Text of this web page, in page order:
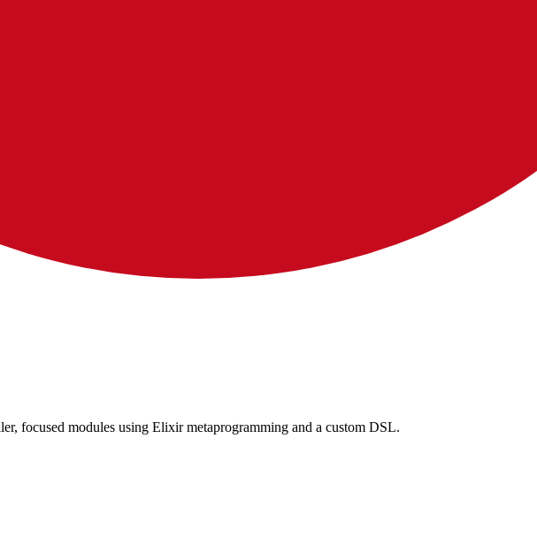
focused modules using Elixir metaprogramming and a custom DSL.